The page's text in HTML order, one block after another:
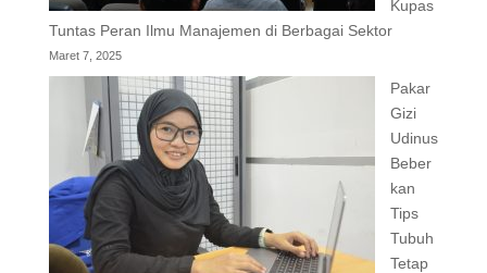
Kupas
Tuntas Peran Ilmu Manajemen di Berbagai Sektor
Maret 7, 2025
Pakar
Gizi
Udinus
Beber
kan
Tips
Tubuh
Tetap